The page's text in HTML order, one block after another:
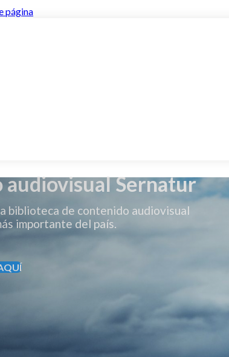
página
audiovisual Sernatur
biblioteca de contenido audiovisual
importante del país.